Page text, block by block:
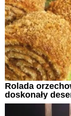
Rolada
doskonały